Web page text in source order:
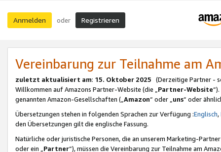
Anmelden oder Registrieren
Vereinbarung zur Teilnahme am
zuletzt aktualisiert am: 15. Oktober 2025 (Derzeitige Partner -
Willkommen auf Amazons Partner-Website (die „Partner-Website
genannten Amazon-Gesellschaften („Amazon“ oder „uns“ oder
Übersetzungen stehen in folgenden Sprachen zur Verfügung :Englisch,
den Übersetzungen gilt die englische Fassung.
Natürliche oder juristische Personen, die an unserem Marketing-
oder ein „Partner“), müssen die Vereinbarung zur Teilnahme am